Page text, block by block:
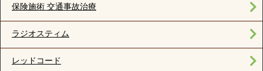
保険施術 交通事故治療
ラジオスティム
レッドコード